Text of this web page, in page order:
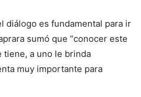
diálogo es fundamental para ir
sumó que “conocer este
tiene, a uno le brinda
muy importante para